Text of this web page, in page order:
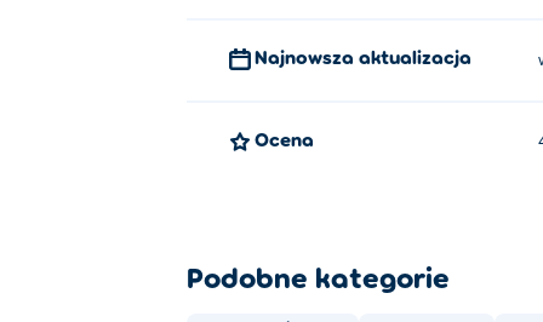
Najnowsza aktualizacja
Ocena
Podobne kategorie